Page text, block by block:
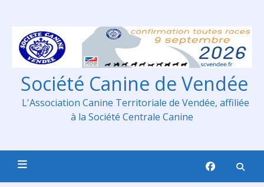
content
Société Canine de Vendée
L'Association Canine Territoriale de Vendée, affiliée
à la Société Centrale Canine